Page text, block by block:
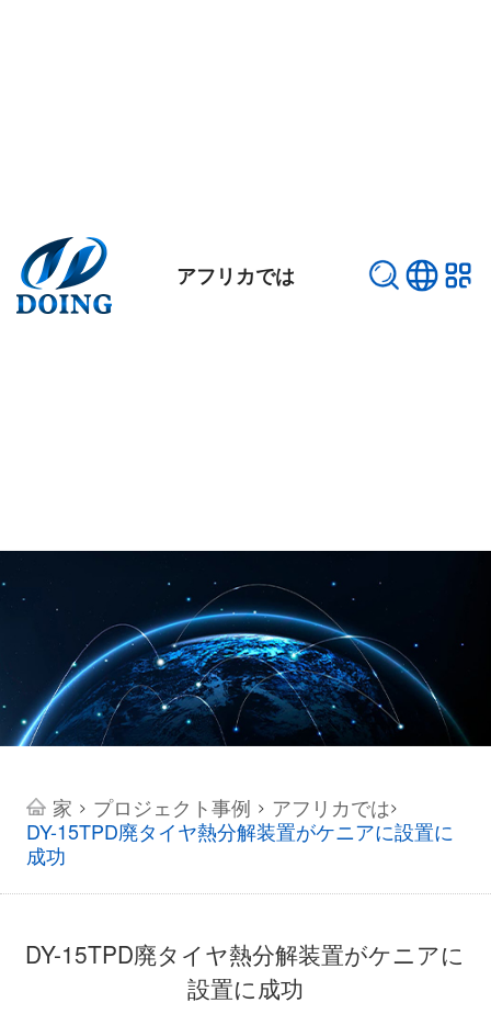
アフリカでは
家 > プロジェクト事例 > アフリカでは>
DY-15TPD廃タイヤ熱分解装置がケニアに設置に
成功
DY-15TPD廃タイヤ熱分解装置がケニアに
設置に成功